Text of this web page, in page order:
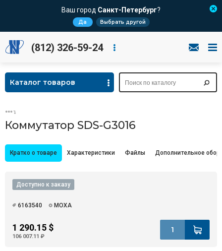
Ваш город Санкт-Петербург?
Да Выбрать другой
(812) 326-59-24
Каталог товаров
Коммутатор SDS-G3016
Кратко о товаре Характеристики Файлы Дополнительное
Доступно к заказу
6163540 MOXA
1 290.15 $
106 007.11 ₽